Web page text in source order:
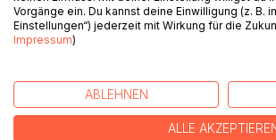
Vorgänge ein. Du kannst deine Einwilligung (z. B.
Einstellungen“) jederzeit mit Wirkung für die
Impressum)
ABLEHNEN
ALLE